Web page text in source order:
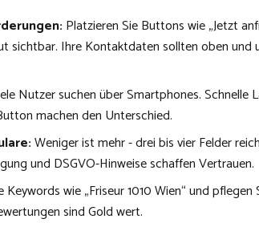
Platzieren Sie Buttons wie „Jetzt
sichtbar. Ihre Kontaktdaten sollten oben und
Nutzer suchen über Smartphones. Schnelle
machen den Unterschied.
Weniger ist mehr - drei bis vier Felder
und DSGVO-Hinweise schaffen Vertrauen.
Keywords wie „Friseur 1010 Wien“ und pflegen
sind Gold wert.